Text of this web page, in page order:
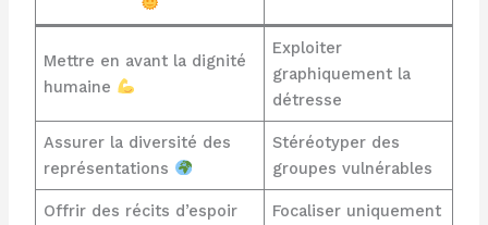
Mettre en avant la dignité
humaine
Exploiter
graphiquement la
détresse
Assurer la diversité des
représentations
Stéréotyper des
groupes vulnérables
Offrir des récits d’espoir
Focaliser uniquement